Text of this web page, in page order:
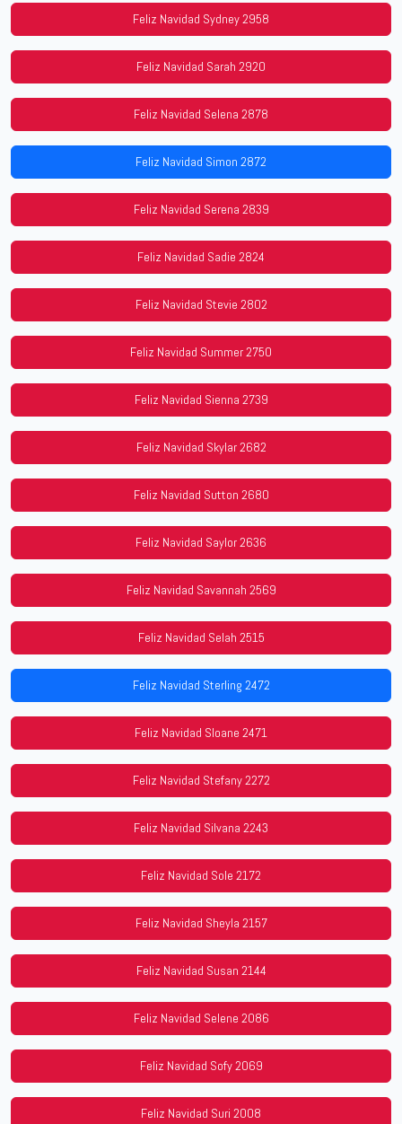
Feliz Navidad Sydney 2958
Feliz Navidad Sarah 2920
Feliz Navidad Selena 2878
Feliz Navidad Simon 2872
Feliz Navidad Serena 2839
Feliz Navidad Sadie 2824
Feliz Navidad Stevie 2802
Feliz Navidad Summer 2750
Feliz Navidad Sienna 2739
Feliz Navidad Skylar 2682
Feliz Navidad Sutton 2680
Feliz Navidad Saylor 2636
Feliz Navidad Savannah 2569
Feliz Navidad Selah 2515
Feliz Navidad Sterling 2472
Feliz Navidad Sloane 2471
Feliz Navidad Stefany 2272
Feliz Navidad Silvana 2243
Feliz Navidad Sole 2172
Feliz Navidad Sheyla 2157
Feliz Navidad Susan 2144
Feliz Navidad Selene 2086
Feliz Navidad Sofy 2069
Feliz Navidad Suri 2008